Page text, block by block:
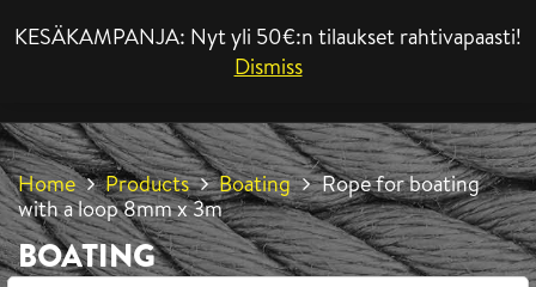
KESÄKAMPANJA: Nyt yli 50€:n tilaukset rahtivapaasti!
Dismiss
Home Products Boating
Rope for boating
with a loop 8mm x 3m
BOATING